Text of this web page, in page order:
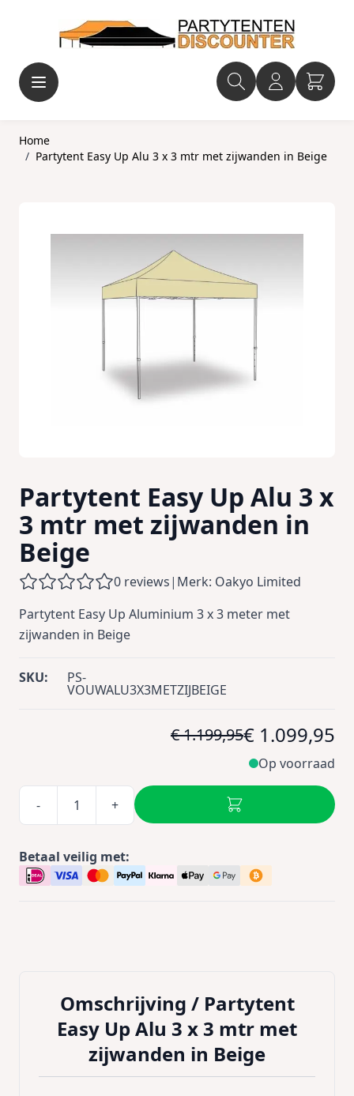
Home
/ Partytent Easy Up Alu 3 x 3 mtr met zijwanden in Beige
Partytent Easy Up Alu 3 x
3 mtr met zijwanden in
Beige
0 reviews| Merk: Oakyo Limited
Partytent Easy Up Aluminium 3 x 3 meter met
zijwanden in Beige
SKU: PS-
VOUWALU3X3METZIJBEIGE
€ 1.199,95€ 1.099,95
Op voorraad
- +
Betaal veilig met:
Omschrijving / Partytent
Easy Up Alu 3 x 3 mtr met
zijwanden in Beige